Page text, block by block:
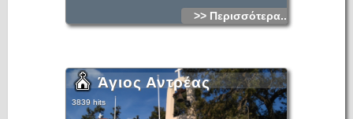
>> Περισσότερα...
Άγιος Αντρέας
3839 hits